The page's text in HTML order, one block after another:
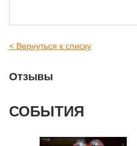
< Вернуться к списку
Отзывы
СОБЫТИЯ